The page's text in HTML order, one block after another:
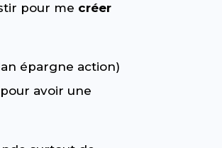
pour me créer
épargne action)
avoir une